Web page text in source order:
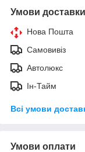
Умови доставки
Нова Пошта
Самовивіз
Автолюкс
Ін-Тайм
Всі умови
Умови оплати